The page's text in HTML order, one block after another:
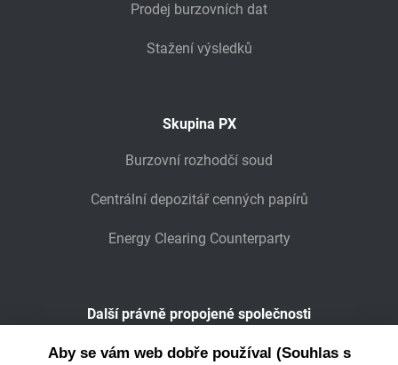
Prodej burzovních dat
Stažení výsledků
Skupina PX
Burzovní rozhodčí soud
Centrální depozitář cenných papírů
Energy Clearing Counterparty
Další právně propojené společnosti
Wiener Börse
Aby se vám web dobře používal (Souhlas s